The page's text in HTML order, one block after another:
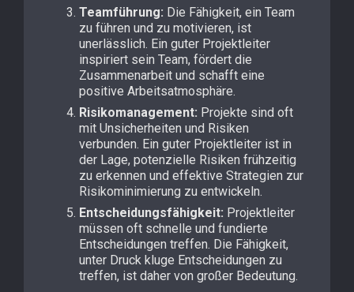
Teamführung: Die Fähigkeit, ein Team
zu führen und zu motivieren, ist
unerlässlich. Ein guter Projektleiter
inspiriert sein Team, fördert die
Zusammenarbeit und schafft eine
positive Arbeitsatmosphäre.
Risikomanagement: Projekte sind oft
mit Unsicherheiten und Risiken
verbunden. Ein guter Projektleiter ist in
der Lage, potenzielle Risiken frühzeitig
zu erkennen und effektive Strategien zur
Risikominimierung zu entwickeln.
Entscheidungsfähigkeit: Projektleiter
müssen oft schnelle und fundierte
Entscheidungen treffen. Die Fähigkeit,
unter Druck kluge Entscheidungen zu
treffen, ist daher von großer Bedeutung.